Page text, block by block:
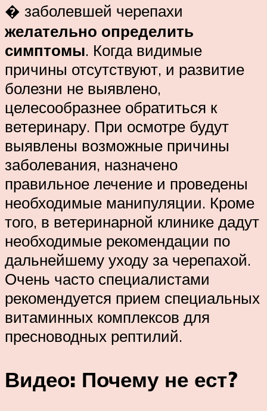
� заболевшей черепахи
желательно определить
симптомы. Когда видимые
причины отсутствуют, и развитие
болезни не выявлено,
целесообразнее обратиться к
ветеринару. При осмотре будут
выявлены возможные причины
заболевания, назначено
правильное лечение и проведены
необходимые манипуляции. Кроме
того, в ветеринарной клинике дадут
необходимые рекомендации по
дальнейшему уходу за черепахой.
Очень часто специалистами
рекомендуется прием специальных
витаминных комплексов для
пресноводных рептилий.
Видео: Почему не ест?